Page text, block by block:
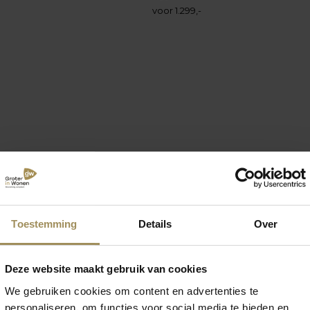
Toestemming Details Over
Deze website maakt gebruik van cookies
We gebruiken cookies om content en advertenties te
personaliseren, om functies voor social media te bieden en
voor 1.299,-